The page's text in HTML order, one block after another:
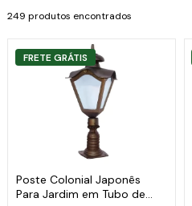
249 produtos encontrados
FRETE GRÁTIS
Poste Colonial Japonês
Para Jardim em Tubo de